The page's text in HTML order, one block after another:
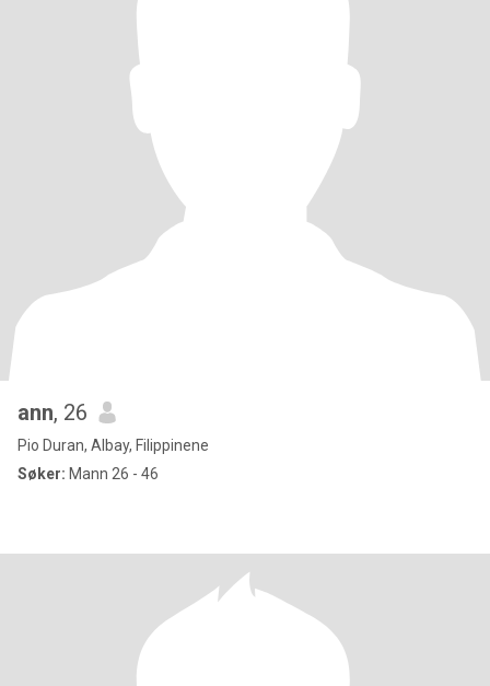
ann, 26
Pio Duran, Albay, Filippinene
Søker: Mann 26 - 46